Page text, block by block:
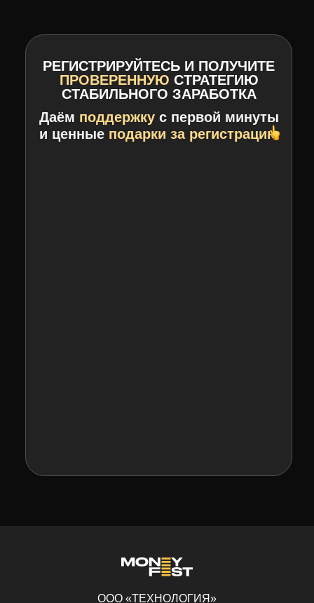
Даём поддержку с первой минуты
и ценные подарки за регистрацию
РЕГИСТРИРУЙТЕСЬ И ПОЛУЧИТЕ
ПРОВЕРЕННУЮ СТРАТЕГИЮ
СТАБИЛЬНОГО ЗАРАБОТКА
ООО «ТЕХНОЛОГИЯ»